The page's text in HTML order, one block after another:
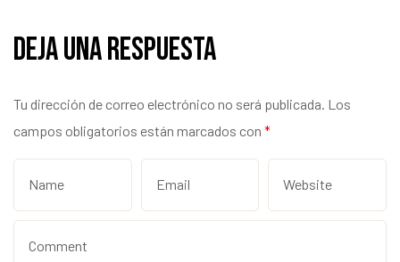
Deja una respuesta
Tu dirección de correo electrónico no será publicada. Los
campos obligatorios están marcados con *